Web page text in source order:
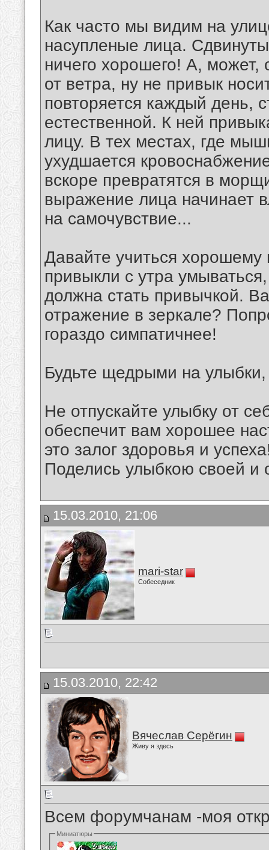
Как часто мы видим на
насупленые лица.
ничего хорошего! А, может,
от ветра, ну не привык
повторяется каждый день,
естественной. К ней
лицу. В тех местах, где
ухудшается
вскоре превратятся в
выражение лица начинает
на самочувствие...
Давайте учиться
привыкли с утра
должна стать привычкой.
отражение в зеркале?
гораздо симпатичнее!
Будьте щедрыми на
Не отпускайте улыбку от
обеспечит вам хорошее
это залог здоровья и
Поделись улыбкою своей и
15.03.2010, 21:06
mari-star
Собеседник
15.03.2010, 22:42
Вячеслав Серёгин
Живу я здесь
Всем форумчанам -моя
Миниатюры